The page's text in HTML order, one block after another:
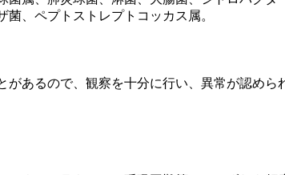
菌、ペプトストレプトコッカス属。
があるので、観察を十分に行い、異常が認めら